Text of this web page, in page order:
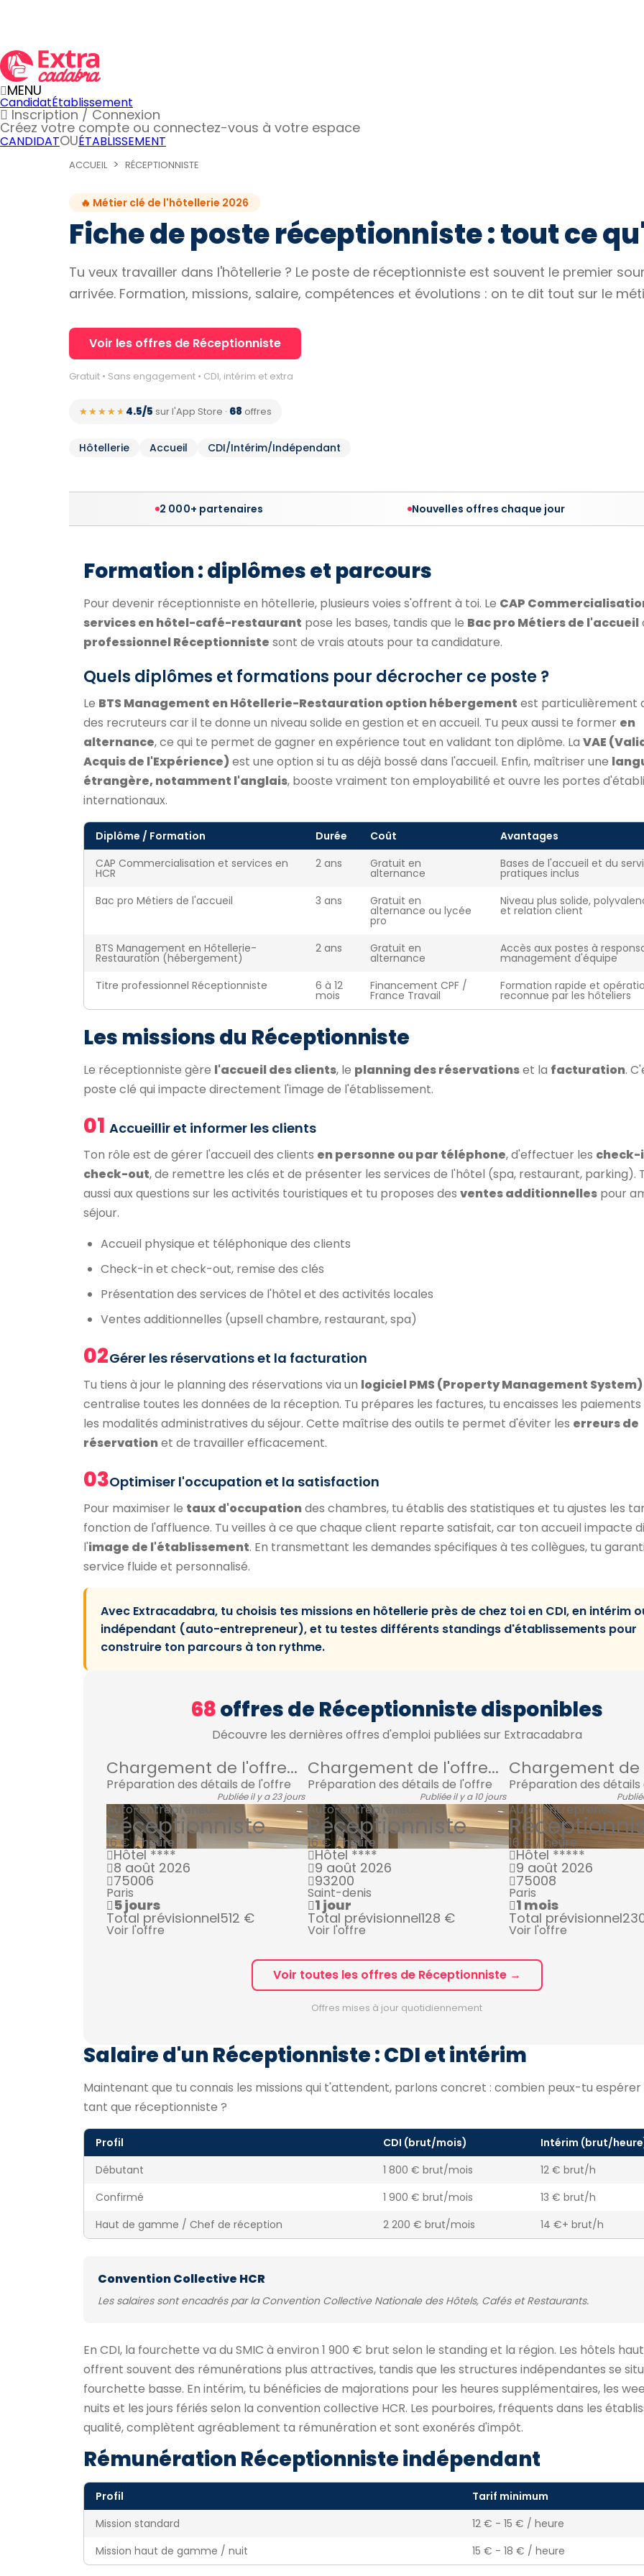
MENU
CandidatÉtablissement
Inscription / Connexion
Créez votre compte ou connectez-vous à votre espace
CANDIDATOUÉTABLISSEMENT
ACCUEIL RÉCEPTIONNISTE
🔥 Métier clé de l'hôtellerie 2026
Fiche de poste réceptionniste : tout ce
Tu veux travailler dans l'hôtellerie ? Le poste de réceptionniste est souvent le premier
arrivée. Formation, missions, salaire, compétences et évolutions : on te dit tout sur le
Voir les offres de Réceptionniste
Gratuit • Sans engagement • CDI, intérim et extra
★★★★★
★★★★★ 4.5/5 sur l'App Store · 68 offres
Hôtellerie Accueil CDI/Intérim/Indépendant
2 000+ partenaires Nouvelles offres chaque jour
Formation : diplômes et parcours
Pour devenir réceptionniste en hôtellerie, plusieurs voies s'offrent à toi. Le CAP
services en hôtel-café-restaurant pose les bases, tandis que le Bac pro Métiers de l'accueil
professionnel Réceptionniste sont de vrais atouts pour ta candidature.
Quels diplômes et formations pour décrocher ce poste ?
Le BTS Management en Hôtellerie-Restauration option hébergement est particulièrement
des recruteurs car il te donne un niveau solide en gestion et en accueil. Tu peux aussi te former en
alternance, ce qui te permet de gagner en expérience tout en validant ton diplôme. La VAE
Acquis de l'Expérience) est une option si tu as déjà bossé dans l'accueil. Enfin, maîtriser une
étrangère, notamment l'anglais, booste vraiment ton employabilité et ouvre les portes
internationaux.
Diplôme / Formation Durée Coût
Avantages
CAP Commercialisation et services en
HCR
2 ans Gratuit en
alternance
Bases de l'accueil et du
pratiques inclus
Bac pro Métiers de l'accueil
3 ans Gratuit en
alternance ou lycée
pro
Niveau plus solide,
et relation client
BTS Management en Hôtellerie-
Restauration (hébergement)
2 ans Gratuit en
alternance
Accès aux postes à
management d'équipe
Titre professionnel Réceptionniste
6 à 12
mois
Financement CPF /
France Travail
Formation rapide et
reconnue par les hôteliers
Les missions du Réceptionniste
Le réceptionniste gère l'accueil des clients, le planning des réservationset la facturation.
poste clé qui impacte directement l'image de l'établissement.
01 Accueillir et informer les clients
Ton rôle est de gérer l'accueil des clients en personne ou par téléphone, d'effectuer les check-
check-out, de remettre les clés et de présenter les services de l'hôtel (spa, restaurant, parking).
aussi aux questions sur les activités touristiques et tu proposes des ventes additionnelles pour
séjour.
Accueil physique et téléphonique des clients
Check-in et check-out, remise des clés
Présentation des services de l'hôtel et des activités locales
Ventes additionnelles (upsell chambre, restaurant, spa)
02Gérer les réservations et la facturation
Tu tiens à jour le planning des réservations via un logiciel PMS (Property Management System)
centralise toutes les données de la réception. Tu prépares les factures, tu encaisses les
les modalités administratives du séjour. Cette maîtrise des outils te permet d'éviter les erreurs de
réservationet de travailler efficacement.
03Optimiser l'occupation et la satisfaction
Pour maximiser le taux d'occupationdes chambres, tu établis des statistiques et tu ajustes les
fonction de l'affluence. Tu veilles à ce que chaque client reparte satisfait, car ton accueil impacte
l'image de l'établissement. En transmettant les demandes spécifiques à tes collègues, tu
service fluide et personnalisé.
Avec Extracadabra, tu choisis tes missions en hôtellerie près de chez toi en CDI, en intérim
indépendant (auto-entrepreneur), et tu testes différents standings d'établissements pour
construire ton parcours à ton rythme.
68offres de Réceptionniste disponibles
Découvre les dernières offres d'emploi publiées sur Extracadabra
Chargement de l'offre...
Préparation des détails de l'offre
Publiée il y a 23 jours
Auto-entrepreneur
Réceptionniste
16 € / heure
Hôtel ****
8 août 2026
75006
Paris
5 jours
Total prévisionnel512 €
Voir l'offre
Chargement de l'offre...
Préparation des détails de l'offre
Publiée il y a 10 jours
Auto-entrepreneur
Réceptionniste
16 € / heure
Hôtel ****
9 août 2026
93200
Saint-denis
1 jour
Total prévisionnel128 €
Voir l'offre
Chargement de
Préparation des détails
Auto-entrepreneur
16 € / heure
Hôtel *****
9 août 2026
75008
Paris
1 mois
Total prévisionnel
Voir l'offre
Voir toutes les offres de Réceptionniste →
Offres mises à jour quotidiennement
Salaire d'un Réceptionniste : CDI et intérim
Maintenant que tu connais les missions qui t'attendent, parlons concret : combien peux-tu
tant que réceptionniste ?
Profil CDI (brut/mois)
Intérim (brut/
Débutant
1 800 € brut/mois
12 € brut/h
Confirmé
1 900 € brut/mois
13 € brut/h
Haut de gamme / Chef de réception
2 200 € brut/mois 14 €+ brut/h
Convention Collective HCR
Les salaires sont encadrés par la Convention Collective Nationale des Hôtels, Cafés et Restaurants.
En CDI, la fourchette va du SMIC à environ 1 900 € brut selon le standing et la région. Les hôtels
offrent souvent des rémunérations plus attractives, tandis que les structures indépendantes se
fourchette basse. En intérim, tu bénéficies de majorations pour les heures supplémentaires, les
nuits et les jours fériés selon la convention collective HCR. Les pourboires, fréquents dans les
qualité, complètent agréablement ta rémunération et sont exonérés d'impôt.
Rémunération Réceptionniste indépendant
Profil
Tarif minimum
Mission standard
12 € - 15 € / heure
Mission haut de gamme / nuit
15 € - 18 € / heure